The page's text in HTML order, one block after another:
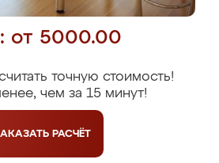
от 5000.00
точную стоимость!
чем за 15 минут!
РАСЧЁТ